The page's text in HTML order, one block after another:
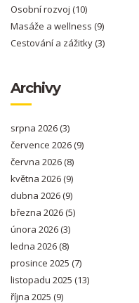
Osobní rozvoj (10)
Masáže a wellness (9)
Cestování a zážitky(3)
Archivy
srpna 2026(3)
července 2026(9)
června 2026(8)
května 2026(9)
dubna 2026(9)
března 2026(5)
února 2026(3)
ledna 2026(8)
prosince 2025 (7)
listopadu 2025 (13)
října 2025 (9)